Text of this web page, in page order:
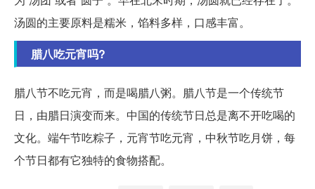
汤圆的主要原料是糯米，馅料多样，口感丰富。
腊八吃元宵吗?
腊八节不吃元宵，而是喝腊八粥。腊八节是一个传统节
日，由腊日演变而来。中国的传统节日总是离不开吃喝的
文化。端午节吃粽子，元宵节吃元宵，中秋节吃月饼，每
个节日都有它独特的食物搭配。